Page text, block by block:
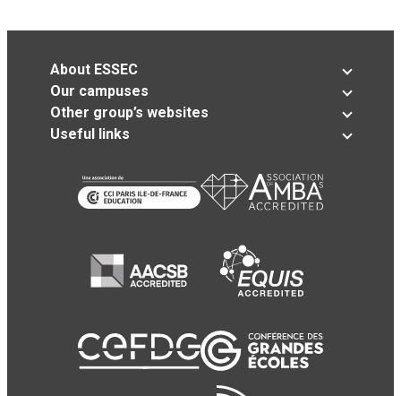
About ESSEC
Our campuses
Other group’s websites
Useful links